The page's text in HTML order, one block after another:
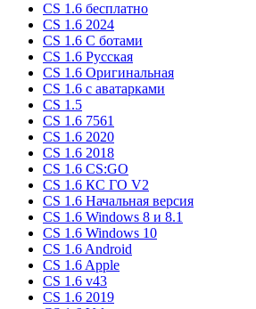
CS 1.6 бесплатно
CS 1.6 2024
CS 1.6 С ботами
CS 1.6 Русская
CS 1.6 Оригинальная
CS 1.6 c аватарками
CS 1.5
CS 1.6 7561
CS 1.6 2020
CS 1.6 2018
CS 1.6 CS:GO
CS 1.6 КС ГО V2
CS 1.6 Начальная версия
CS 1.6 Windows 8 и 8.1
CS 1.6 Windows 10
CS 1.6 Android
CS 1.6 Apple
CS 1.6 v43
CS 1.6 2019